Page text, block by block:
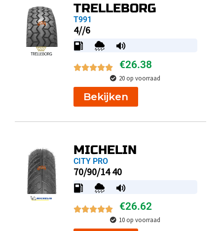
TRELLEBORG
T991
4//6
€26.38
20 op voorraad
Bekijken
MICHELIN
CITY PRO
70/90/14 40
€26.62
10 op voorraad